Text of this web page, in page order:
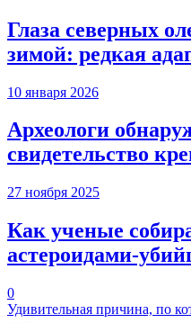
Глаза северных
зимой: редкая
10 января 2026
Археологи
свидетельство
27 ноября 2025
Как ученые
астероидами-
0
Удивительная причина, по